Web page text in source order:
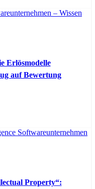
Erlösmodelle
auf Bewertung
Property“: